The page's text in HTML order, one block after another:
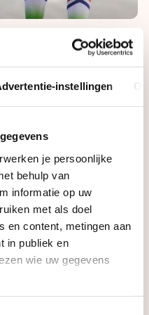
instellingen
je persoonlijke
behulp van
informatie op uw
met als doel
en content, metingen aan
in publiek en
wie uw gegevens
bij het KPN NK
even op scherp. Ik
Bergsma. “Als het
die tijd uit komen.”
echter niet tegen.
snelste tijd van de
motor wel wat te
omdat ik wist
was niet zo soepel als